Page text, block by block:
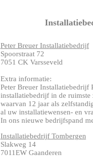
Peter Breuer Installatiebedrijf
Spoorstraat 72
7051 CK Varsseveld
Extra informatie:
Peter Breuer Installatiebedrijf
installatiebedrijf in de
waarvan 12 jaar als
al uw installatiewensen- en
In ons nieuwe bedrijfspand
Installatiebedrijf Tombergen
Slakweg 14
7011EW Gaanderen